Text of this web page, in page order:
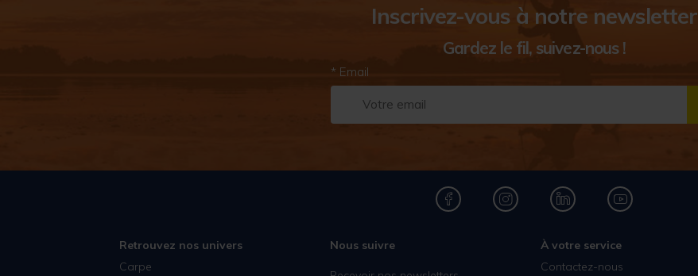
Inscrivez-vous à notre newsletter
Gardez le fil, suivez-nous !
* Email
Retrouvez nos univers
Carpe
Nous suivre
À votre service
Contactez-nous